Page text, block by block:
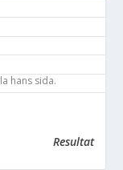
hans sida.
Resultat